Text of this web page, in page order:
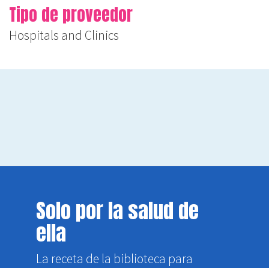
Tipo de proveedor
Hospitals and Clinics
Solo por la salud de
ella
La receta de la biblioteca para